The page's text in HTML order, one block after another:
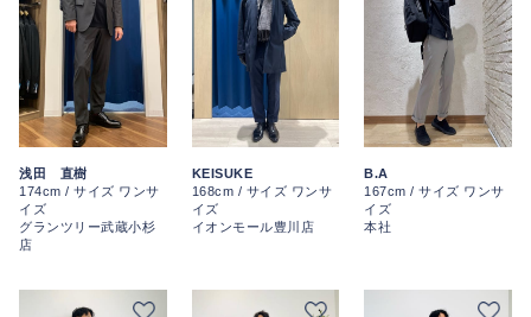
浅田 直樹
174cm / サイズ ワンサ
イズ
グランツリー武蔵小杉
店
KEISUKE
168cm / サイズ ワンサ
イズ
イオンモール豊川店
B.A
167cm / サイズ ワンサ
イズ
本社